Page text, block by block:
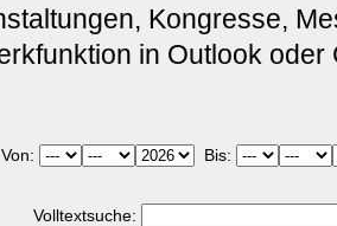
Kongresse,
in Outlook oder
Von: Bis:
Volltextsuche: